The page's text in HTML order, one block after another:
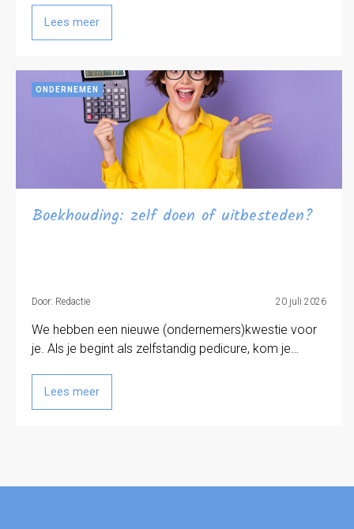
Lees meer
ONDERNEMEN
Boekhouding: zelf doen of uitbesteden?
Door: Redactie 20 juli 2026
We hebben een nieuwe (ondernemers)kwestie voor
je. Als je begint als zelfstandig pedicure, kom je…
Lees meer